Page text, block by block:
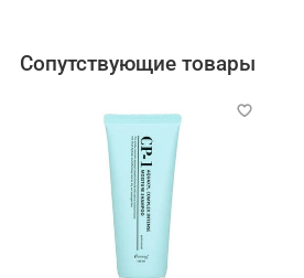
Сопутствующие товары